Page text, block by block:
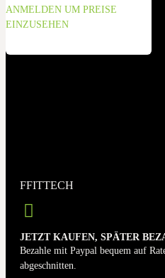
ANMELDEN UM PREISE
EINZUSEHEN
FFITTECH
JETZT KAUFEN, SPÄTER
Bezahle mit Paypal bequem auf
abgeschnitten.